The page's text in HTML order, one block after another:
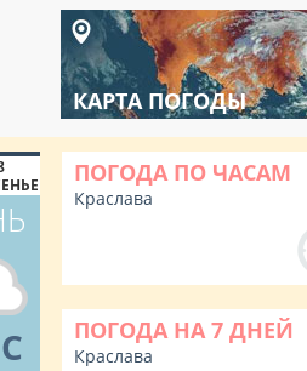
КАРТА ПОГОДЫ
ПОГОДА ПО ЧАСАМ
Краслава
ПОГОДА НА 7 ДНЕЙ
Краслава